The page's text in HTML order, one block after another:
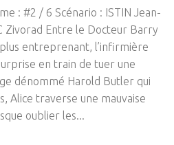
: #2 / 6 Scénario : ISTIN Jean-
Zivorad Entre le Docteur Barry
entreprenant, l’infirmière
en train de tuer une
dénommé Harold Butler qui
Alice traverse une mauvaise
oublier les...